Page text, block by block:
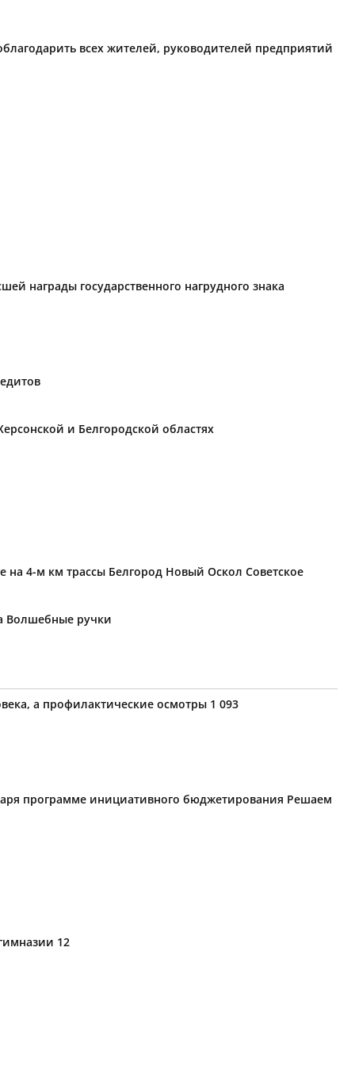
всех жителей, руководителей предприятий
награды государственного нагрудного знака
и Белгородской областях
на 4-м км трассы Белгород Новый Оскол Советское
Волшебные ручки
а профилактические осмотры 1 093
программе инициативного бюджетирования Решаем
12